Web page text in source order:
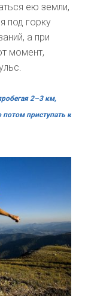
ею земли,
под горку
а при
момент,
2–3 км,
приступать к